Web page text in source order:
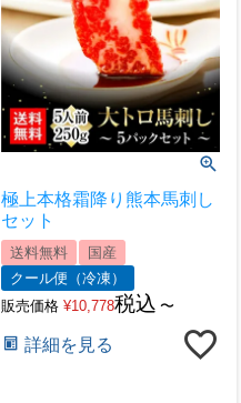
極上本格霜降り熊本馬刺し
セット
送料無料
国産
クール便（冷凍）
販売価格 ¥10,778税込 〜
詳細を見る